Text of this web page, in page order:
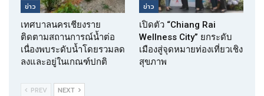
ข่าว
เทศบาลนครเชียงราย
ติดตามสถานการณ์น้ำต่อ
เนื่องพบระดับน้ำโดยรวมลด
ลงและอยู่ในเกณฑ์ปกติ
ข่าว
เปิดตัว “Chiang Rai
Wellness City” ยกระดับ
เมืองสู่จุดหมายท่องเที่ยวเชิง
สุขภาพ
PREV NEXT